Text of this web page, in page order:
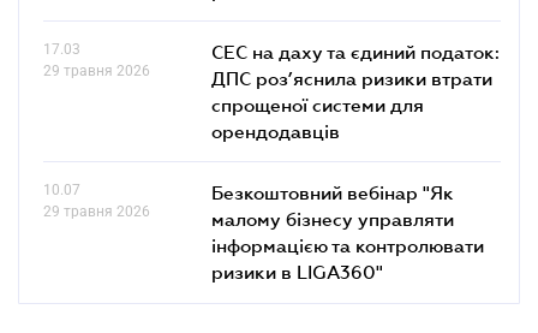
17.03
29 травня 2026
СЕС на даху та єдиний податок:
ДПС роз’яснила ризики втрати
спрощеної системи для
орендодавців
10.07
29 травня 2026
Безкоштовний вебінар "Як
малому бізнесу управляти
інформацією та контролювати
ризики в LIGA360"